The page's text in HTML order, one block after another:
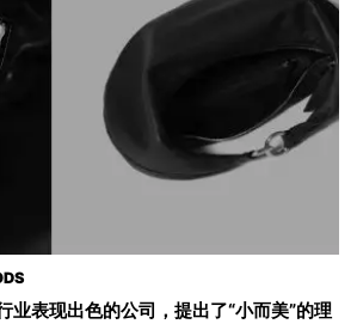
业表现出色的公司，提出了“小而美”的理